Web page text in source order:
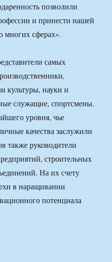
позволили
и принести нашей
многих сферах».
самых
культуры, науки и
служащие, спортсмены.
уровня, чье
качества заслужили
также руководители
строительных
На их счету
в наращивании
потенциала